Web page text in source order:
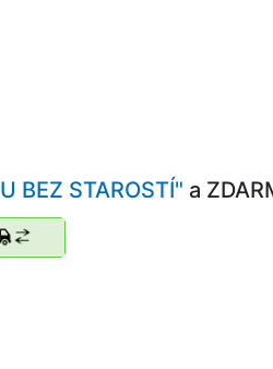
BEZ STAROSTÍ" a